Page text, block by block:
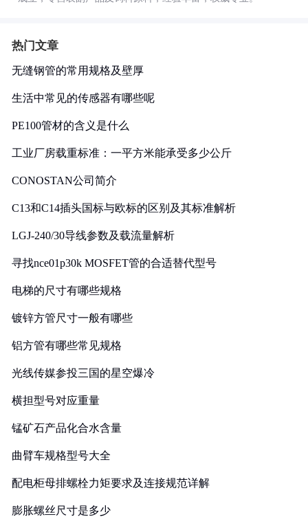
热门文章
无缝钢管的常用规格及壁厚
生活中常见的传感器有哪些呢
PE100管材的含义是什么
工业厂房载重标准：一平方米能承受多少公斤
CONOSTAN公司简介
C13和C14插头国标与欧标的区别及其标准解析
LGJ-240/30导线参数及载流量解析
寻找nce01p30k MOSFET管的合适替代型号
电梯的尺寸有哪些规格
镀锌方管尺寸一般有哪些
铝方管有哪些常见规格
光线传媒参投三国的星空爆冷
横担型号对应重量
锰矿石产品化合水含量
曲臂车规格型号大全
配电柜母排螺栓力矩要求及连接规范详解
膨胀螺丝尺寸是多少